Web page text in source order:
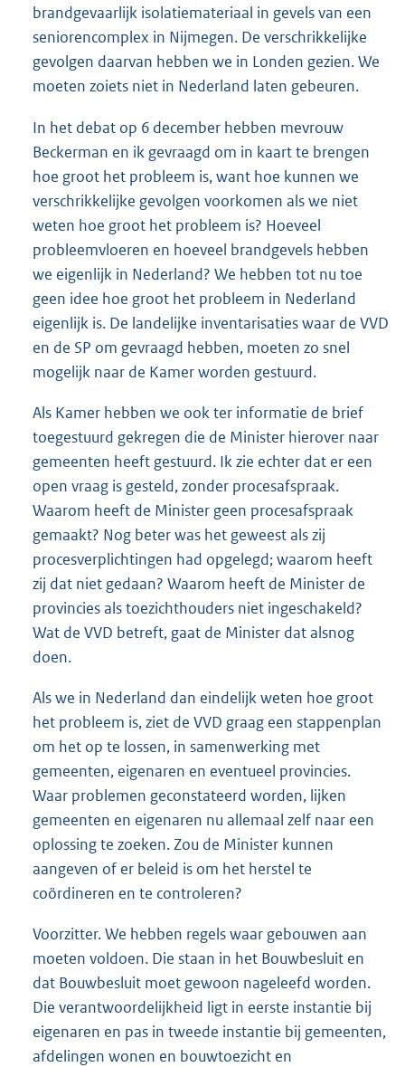
brandgevaarlijk isolatiemateriaal in gevels van een
seniorencomplex in Nijmegen. De verschrikkelijke
gevolgen daarvan hebben we in Londen gezien. We
moeten zoiets niet in Nederland laten gebeuren.
In het debat op 6 december hebben mevrouw
Beckerman en ik gevraagd om in kaart te brengen
hoe groot het probleem is, want hoe kunnen we
verschrikkelijke gevolgen voorkomen als we niet
weten hoe groot het probleem is? Hoeveel
probleemvloeren en hoeveel brandgevels hebben
we eigenlijk in Nederland? We hebben tot nu toe
geen idee hoe groot het probleem in Nederland
eigenlijk is. De landelijke inventarisaties waar de VVD
en de SP om gevraagd hebben, moeten zo snel
mogelijk naar de Kamer worden gestuurd.
Als Kamer hebben we ook ter informatie de brief
toegestuurd gekregen die de Minister hierover naar
gemeenten heeft gestuurd. Ik zie echter dat er een
open vraag is gesteld, zonder procesafspraak.
Waarom heeft de Minister geen procesafspraak
gemaakt? Nog beter was het geweest als zij
procesverplichtingen had opgelegd; waarom heeft
zij dat niet gedaan? Waarom heeft de Minister de
provincies als toezichthouders niet ingeschakeld?
Wat de VVD betreft, gaat de Minister dat alsnog
doen.
Als we in Nederland dan eindelijk weten hoe groot
het probleem is, ziet de VVD graag een stappenplan
om het op te lossen, in samenwerking met
gemeenten, eigenaren en eventueel provincies.
Waar problemen geconstateerd worden, lijken
gemeenten en eigenaren nu allemaal zelf naar een
oplossing te zoeken. Zou de Minister kunnen
aangeven of er beleid is om het herstel te
coördineren en te controleren?
Voorzitter. We hebben regels waar gebouwen aan
moeten voldoen. Die staan in het Bouwbesluit en
dat Bouwbesluit moet gewoon nageleefd worden.
Die verantwoordelijkheid ligt in eerste instantie bij
eigenaren en pas in tweede instantie bij gemeenten,
afdelingen wonen en bouwtoezicht en